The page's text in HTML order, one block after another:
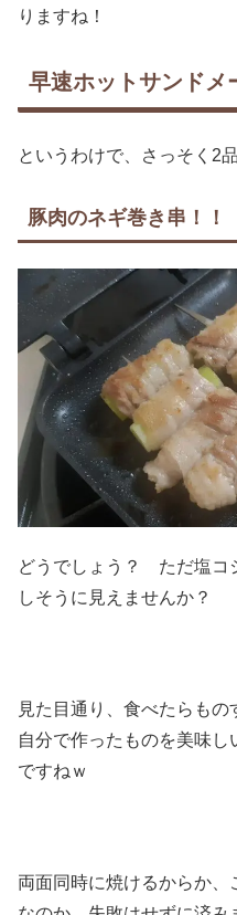
りますね！
早速ホットサンドメ
というわけで、さっそく2
豚肉のネギ巻き串！！
どうでしょう？ ただ塩コ
しそうに見えませんか？
見た目通り、食べたらも
自分で作ったものを美味
ですねｗ
両面同時に焼けるからか、